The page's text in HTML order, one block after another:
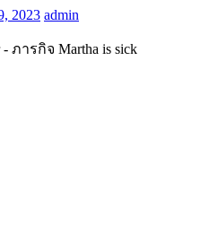
2023 admin